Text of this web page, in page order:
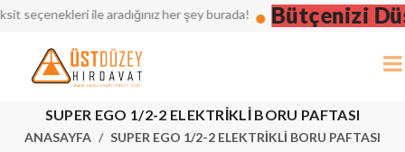
ile aradığınız her şey burada! Bütçenizi
SUPER EGO 1/2-2 ELEKTRİKLİ BORU PAFTASI
ANASAYFA SUPER EGO 1/2-2 ELEKTRİKLİ BORU PAFTASI